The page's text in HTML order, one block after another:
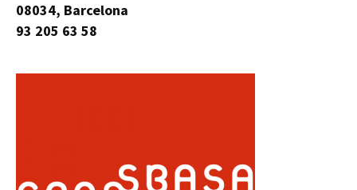
08034, Barcelona
93 205 63 58